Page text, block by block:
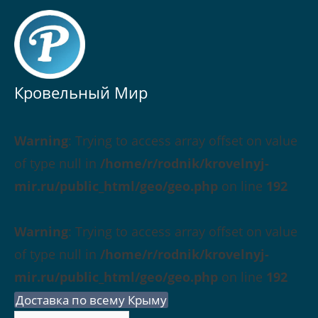
Кровельный Мир
Warning: Trying to access array offset on value
of type null in /home/r/rodnik/krovelnyj-
mir.ru/public_html/geo/geo.php on line 192
Warning: Trying to access array offset on value
of type null in /home/r/rodnik/krovelnyj-
mir.ru/public_html/geo/geo.php on line 192
Доставка по всему Крыму